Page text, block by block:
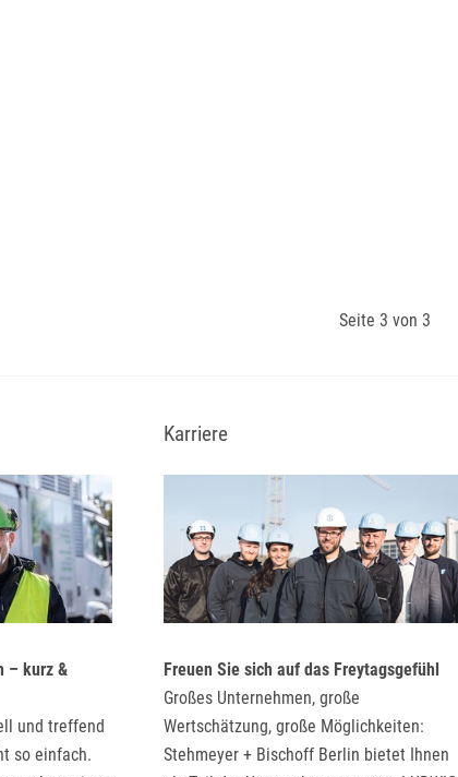
Seite 3 von 3
– kurz &
und treffend
so einfach.
Karriere
Freuen Sie sich auf das Freytagsgefühl
Großes Unternehmen, große
Wertschätzung, große Möglichkeiten:
Stehmeyer + Bischoff Berlin bietet Ihnen